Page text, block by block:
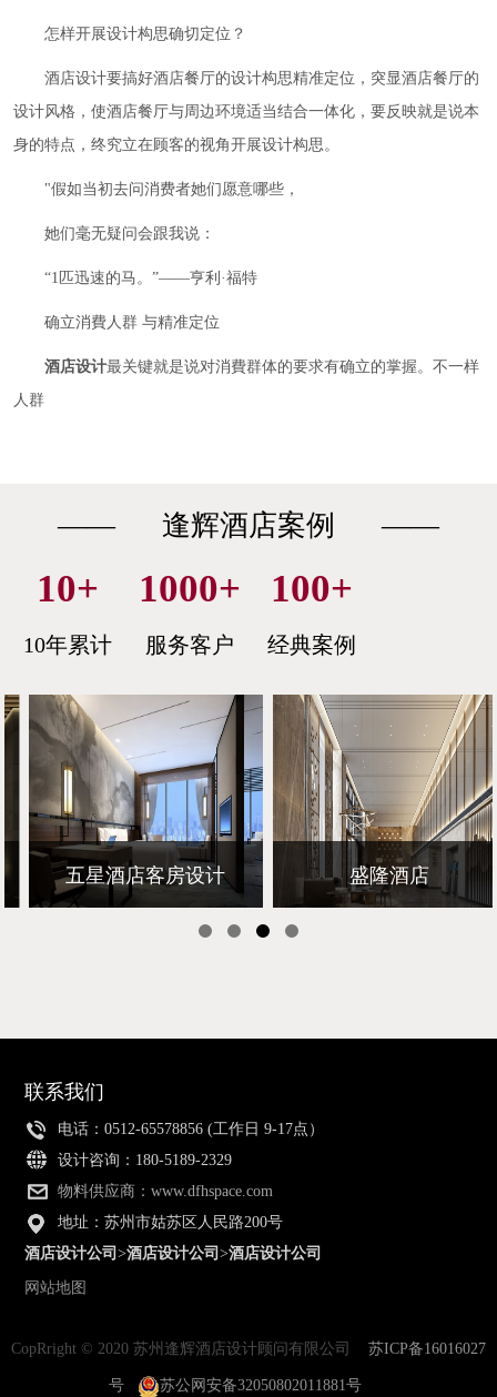
怎样开展设计构思确切定位？
酒店设计要搞好酒店餐厅的设计构思精准定位，突显酒店餐厅的
设计风格，使酒店餐厅与周边环境适当结合一体化，要反映就是说本
身的特点，终究立在顾客的视角开展设计构思。
"假如当初去问消费者她们愿意哪些，
她们毫无疑问会跟我说：
“1匹迅速的马。”——亨利·福特
确立消費人群 与精准定位
酒店设计最关键就是说对消費群体的要求有确立的掌握。不一样
人群
—— 逢辉酒店案例 ——
10+
10年累计
1000+
服务客户
100+
经典案例
五星酒店客房设计 盛隆酒店
联系我们
电话：0512-65578856 (工作日 9-17点）
设计咨询：180-5189-2329
物料供应商：www.dfhspace.com
地址：苏州市姑苏区人民路200号
酒店设计公司>酒店设计公司>酒店设计公司
网站地图
CopRright © 2020 苏州逢辉酒店设计顾问有限公司 苏ICP备16016027
号 苏公网安备32050802011881号